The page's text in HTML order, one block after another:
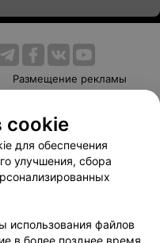
Размещение рекламы
Способы оплаты
103.by
данных
cookie
для обеспечения
улучшения, сбора
использования файлов
в более позднее время.